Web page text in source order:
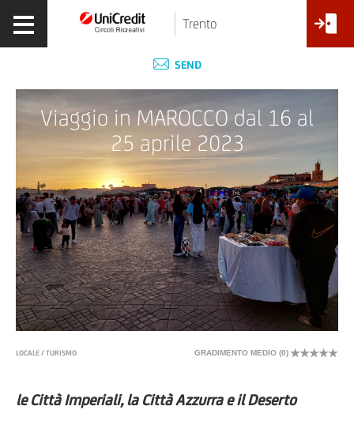
Trento
SEND
Viaggio in MAROCCO dal 16 al
25 aprile 2023
LOCALE / TURISMO GRADIMENTO MEDIO (0)
le Città Imperiali, la Città Azzurra e il Deserto